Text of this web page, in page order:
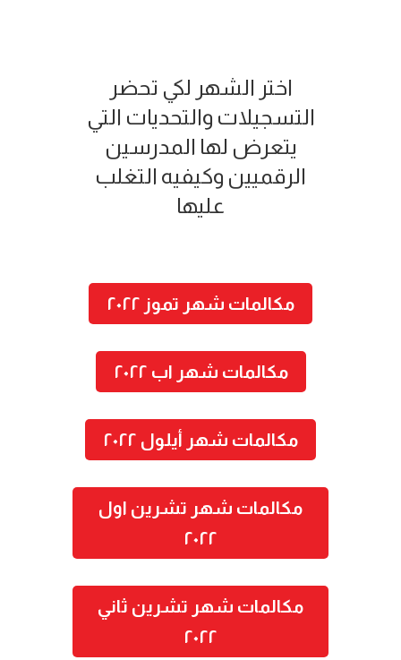
اختر الشهر لكي تحضر
التسجيلات والتحديات التي
يتعرض لها المدرسين
الرقميين وكيفيه التغلب
عليها
مكالمات شهر تموز ٢٠٢٢
مكالمات شهر اب ٢٠٢٢
مكالمات شهر أيلول ٢٠٢٢
مكالمات شهر تشرين اول
٢٠٢٢
مكالمات شهر تشرين ثاني
٢٠٢٢